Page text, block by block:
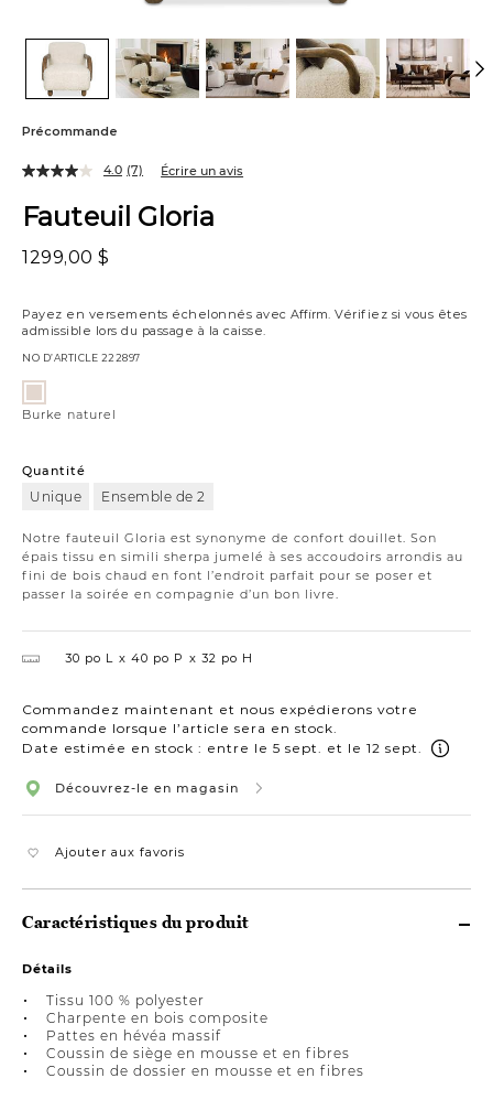
Précommande
Fauteuil Gloria
1299,00 $
Payez en versements échelonnés avec Affirm. Vérifiez si vous êtes
admissible lors du passage à la caisse.
NO D’ARTICLE 222897
Notre fauteuil Gloria est synonyme de confort douillet. Son
épais tissu en simili sherpa jumelé à ses accoudoirs arrondis au
fini de bois chaud en font l’endroit parfait pour se poser et
passer la soirée en compagnie d’un bon livre.
4.0 (7) Écrire un avis
Variations
naturel
Burke naturel
Quantité
Unique Ensemble de 2
30 po L 40 po P 32 po H
Commandez maintenant et nous expédierons votre
commande lorsque l’article sera en stock.
Date estimée en stock : entre le 5 sept. et le 12 sept.
Découvrez-le en magasin
Ajouter aux favoris
Caractéristiques du produit
Détails
Tissu 100 % polyester
Charpente en bois composite
Pattes en hévéa massif
Coussin de siège en mousse et en fibres
Coussin de dossier en mousse et en fibres